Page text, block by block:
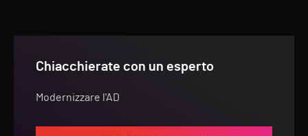
Chiacchierate con un esperto
Modernizzare l'AD